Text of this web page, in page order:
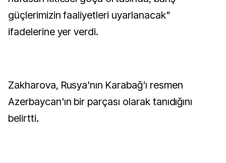
güçlerimizin faaliyetleri uyarlanacak"
ifadelerine yer verdi.
Zakharova, Rusya'nın Karabağ'ı resmen
Azerbaycan'ın bir parçası olarak tanıdığını
belirtti.